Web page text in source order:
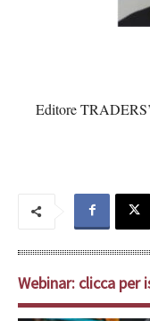
Editore
Webinar: clicca